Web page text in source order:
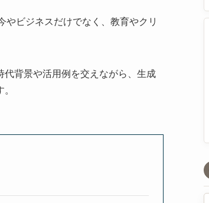
ビジネスだけでなく、教育やクリ
背景や活用例を交えながら、生成